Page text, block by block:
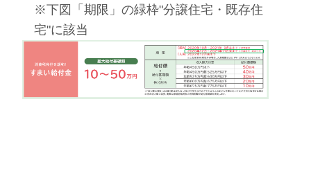
※下図「期限」の緑枠"分譲住宅・既存住
宅"に該当